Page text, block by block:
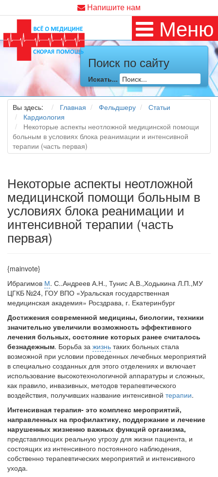
Напишите нам
Меню
Поиск по сайту
Искать...
Вы здесь: Главная Фельдшеру
Статьи
Кардиология
Некоторые аспекты неотложной медицинской помощи
больным в условиях блока реанимации и интенсивной
терапии (часть первая)
Некоторые аспекты неотложной
медицинской помощи больным в
условиях блока реанимации и
интенсивной терапии (часть
первая)
{mainvote}
Ибрагимов М. С..Андреев А.Н., Тунис А.В.,Ходыкина Л.П.,МУ
ЦГКБ №24, ГОУ ВПО «Уральская государственная
медицинская академия» Росздрава, г. Екатеринбург
Достижения современной медицины, биологии, техники
значительно увеличили возможность эффективного
лечения больных, состояние кото­рых ранее считалось
безнадежным. Борьба за жизнь таких больных стала
возможной при условии проведенных лечебных мероприятий
в специально созданных для этого отделениях и включает
использование высокотехно­логичной аппаратуры и сложных,
как правило, инвазивных, методов тера­певтического
воздействия, получивших название интенсивной терапии.
Интенсивная терапия- это комплекс мероприятий,
направленных на профилактику, поддержание и лечение
нарушенных жизненно важных функций организма,
представляющих реальную угрозу для жизни паци­ента, и
состоящих из интенсивного постоянного наблюдения,
собственно терапевтических мероприятий и интенсивного
ухода.